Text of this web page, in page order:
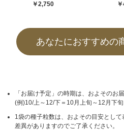
￥2,750
あなたにおすすめの
「お届け予定」の時期は、およそのお
(例)10/上～12/下＝10月上旬～12月下
1袋の種子粒数は、およその目安とし
差異がありますのでご了承ください。